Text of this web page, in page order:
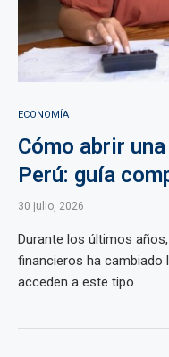
ECONOMÍA
Cómo abrir
Perú: guía
30 julio, 2026
Durante los últimos
financieros ha cambiado
acceden a este tipo ...